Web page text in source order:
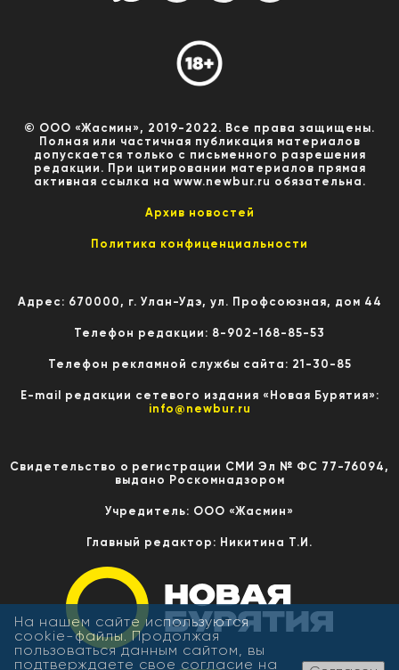
© ООО «Жасмин», 2019-2022. Все права защищены.
Полная или частичная публикация материалов
допускается только с письменного разрешения
редакции. При цитировании материалов прямая
активная ссылка на www.newbur.ru обязательна.
Архив новостей
Политика конфиценциальности
Адрес: 670000, г. Улан-Удэ, ул. Профсоюзная, дом 44
Телефон редакции: 8-902-168-85-53
Телефон рекламной службы сайта: 21-30-85
E-mail редакции сетевого издания «Новая Бурятия»:
info@newbur.ru
Свидетельство о регистрации СМИ Эл № ФС 77-76094,
выдано Роскомнадзором
Учредитель: ООО «Жасмин»
Главный редактор: Никитина Т.И.
На нашем сайте используются
cookie-файлы. Продолжая
пользоваться данным сайтом, вы
подтверждаете свое согласие на